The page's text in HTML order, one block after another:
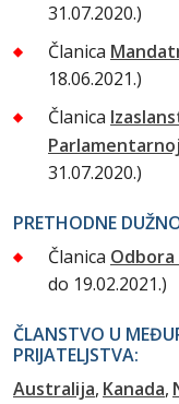
31.07.2020.)
Članica
18.06.2021.)
Članica
31.07.2020.)
PRETHODNE
Članica
do 19.02.2021.)
ČLANSTVO U
PRIJATELJSTVA:
Australija Kanada